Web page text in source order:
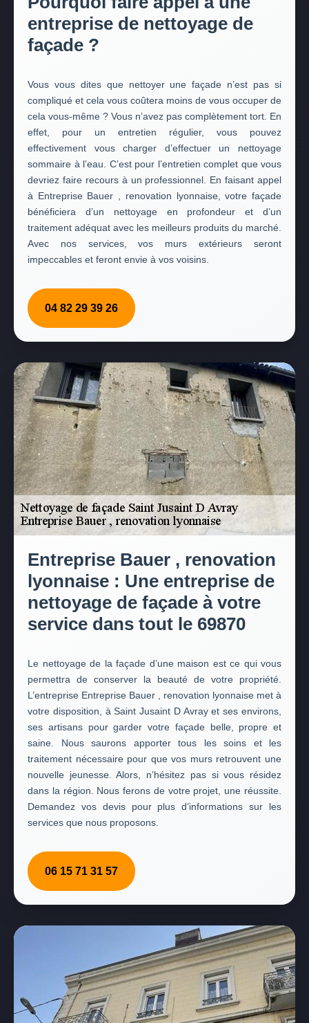
entreprise de nettoyage de
façade ?
Vous vous dites que nettoyer une façade n’est pas si
compliqué et cela vous coûtera moins de vous occuper de
cela vous-même ? Vous n’avez pas complètement tort. En
effet, pour un entretien régulier, vous pouvez
effectivement vous charger d’effectuer un nettoyage
sommaire à l’eau. C’est pour l’entretien complet que vous
devriez faire recours à un professionnel. En faisant appel
à Entreprise Bauer , renovation lyonnaise, votre façade
bénéficiera d’un nettoyage en profondeur et d’un
traitement adéquat avec les meilleurs produits du marché.
Avec nos services, vos murs extérieurs seront
impeccables et feront envie à vos voisins.
04 82 29 39 26
Entreprise Bauer , renovation
lyonnaise : Une entreprise de
nettoyage de façade à votre
service dans tout le 69870
Le nettoyage de la façade d’une maison est ce qui vous
permettra de conserver la beauté de votre propriété.
L’entreprise Entreprise Bauer , renovation lyonnaise met à
votre disposition, à Saint Jusaint D Avray et ses environs,
ses artisans pour garder votre façade belle, propre et
saine. Nous saurons apporter tous les soins et les
traitement nécessaire pour que vos murs retrouvent une
nouvelle jeunesse. Alors, n’hésitez pas si vous résidez
dans la région. Nous ferons de votre projet, une réussite.
Demandez vos devis pour plus d’informations sur les
services que nous proposons.
06 15 71 31 57